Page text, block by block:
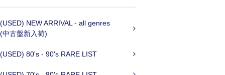
(USED) NEW ARRIVAL - all genres
(中古盤新入荷)
(USED) 80's - 90's RARE LIST